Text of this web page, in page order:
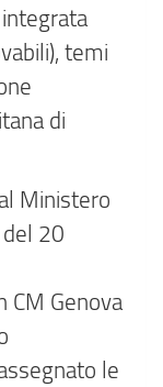
temi
di
Ministero
20
CM Genova
le